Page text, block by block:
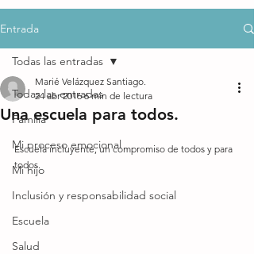
Entrada
Todas las entradas
Familia
Mi proceso emocional
Mi hijo
Inclusión y responsabilidad social
Escuela
Salud
Todas las entradas
Una escuela para todos.
Marié Velázquez Santiago.
24 abr 2016 6 min de lectura
Escuela incluyente, un compromiso de todos y para
todos.